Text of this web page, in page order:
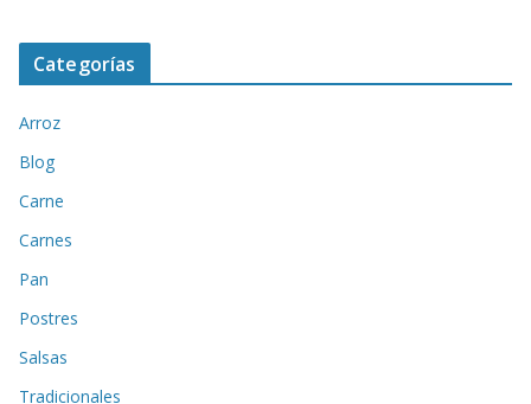
Categorías
Arroz
Blog
Carne
Carnes
Pan
Postres
Salsas
Tradicionales